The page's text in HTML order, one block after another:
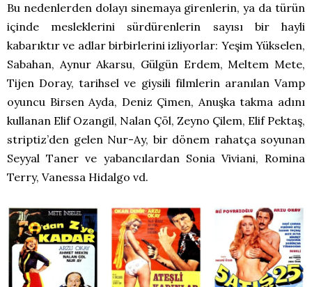
Bu nedenlerden dolayı sinemaya girenlerin, ya da türün
içinde mesleklerini sürdürenlerin sayısı bir hayli
kabarıktır ve adlar birbirlerini izliyorlar: Yeşim Yükselen,
Sabahan, Aynur Akarsu, Gülgün Erdem, Meltem Mete,
Tijen Doray, tarihsel ve giysili filmlerin aranılan Vamp
oyuncu Birsen Ayda, Deniz Çimen, Anuşka takma adını
kullanan Elif Ozangil, Nalan Çöl, Zeyno Çilem, Elif Pektaş,
striptiz’den gelen Nur-Ay, bir dönem rahatça soyunan
Seyyal Taner ve yabancılardan Sonia Viviani, Romina
Terry, Vanessa Hidalgo vd.